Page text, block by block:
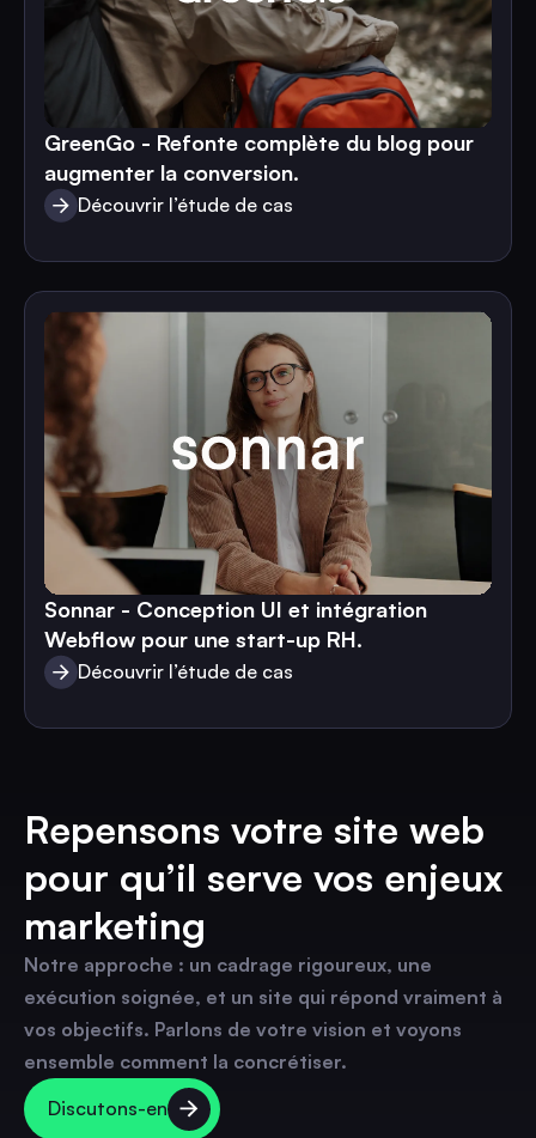
GreenGo - Refonte complète du blog pour
augmenter la conversion.
Découvrir l’étude de cas
Sonnar - Conception UI et intégration
Webflow pour une start-up RH.
Découvrir l’étude de cas
Repensons votre site web
pour qu’il serve vos enjeux
marketing
Notre approche : un cadrage rigoureux, une
exécution soignée, et un site qui répond vraiment à
vos objectifs. Parlons de votre vision et voyons
ensemble comment la concrétiser.
Discutons-en